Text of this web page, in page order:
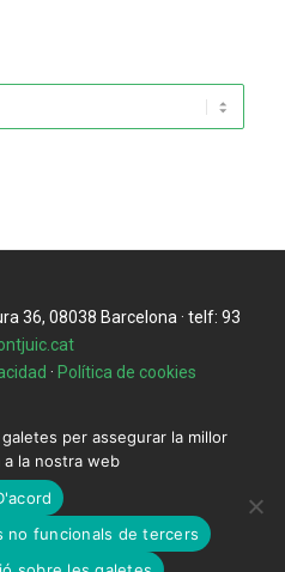
36, 08038 Barcelona · telf: 93
· Política de cookies
per assegurar la millor
a la nostra web
no funcionals de tercers